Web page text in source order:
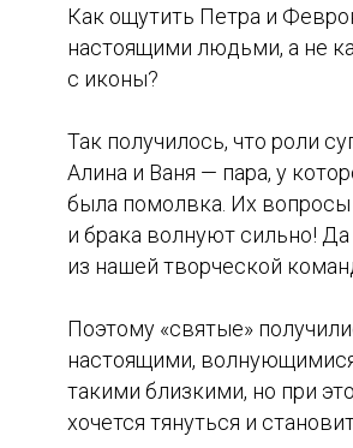
Как ощутить Петра и
настоящими людьми, а не
с иконы?
Так получилось, что роли
Алина и Ваня — пара, у
была помолвка. Их
и брака волнуют сильно! Да
из нашей творческой
Поэтому «святые»
настоящими,
такими близкими, но при
хочется тянуться и